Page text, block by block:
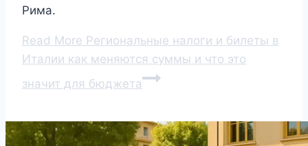
Рима.
Read More Региональные налоги и билеты в
Италии как меняются суммы и что это
значит для бюджета